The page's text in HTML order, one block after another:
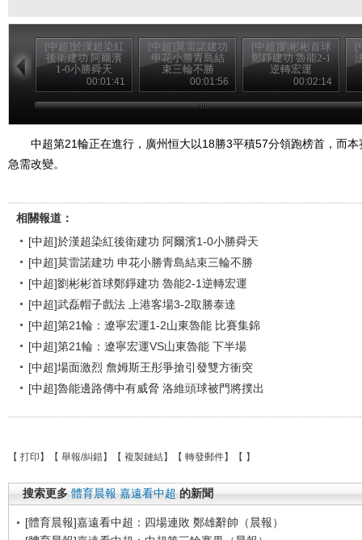
[中超]於漢超染紅
後衛建功 阿爾濱
1-0小勝舜天
00:01:41
[中超]莫雷諾建功
申花小勝青島結
束三輪不勝
00:01:56
[中超]劉彬彬首球
鄭錚建功 魯能2-1
逆轉宏運
00:02:14
[
中超第21輪正在進行，廣州恒大以18勝3平積57分領跑榜首，而
急需改變。
相關報道：
[中超]於漢超染紅後衛建功 阿爾濱1-0小勝舜天
[中超]莫雷諾建功 申花小勝青島結束三輪不勝
[中超]劉彬彬首球鄭錚建功 魯能2-1逆轉宏運
[中超]武磊帽子戲法 上港客場3-2取勝泰達
[中超]第21輪：遼寧宏運1-2山東魯能 比賽集錦
[中超]第21輪：遼寧宏運VS山東魯能 下半場
[中超]場面激烈 詹姆斯王彤爭搶引發雙方衝突
[中超]魯能邊路傳中有威脅 洛維頭球被門將撲出
【 打印 】【 舉報/糾錯】【 複製鏈結】【 轉發郵件】【 】
搜索更多 體育晨報 嘉遠看中超 的新聞
[體育晨報]嘉遠看中超：四場連敗 鄭雄辭帥（晨報）